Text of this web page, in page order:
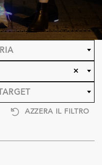
×
AZZERA IL FILTRO